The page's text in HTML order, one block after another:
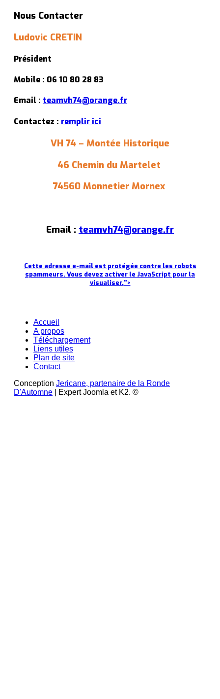
Nous Contacter
Ludovic CRETIN
Président
Mobile : 06 10 80 28 83
Email : teamvh74@orange.fr
Contactez : remplir ici
VH 74 – Montée Historique
46 Chemin du Martelet
74560 Monnetier Mornex
Email : teamvh74@orange.fr
Cette adresse e-mail est protégée contre les robots
spammeurs. Vous devez activer le JavaScript pour la
visualiser.">
Accueil
A propos
Téléchargement
Liens utiles
Plan de site
Contact
Conception Jericane, partenaire de la Ronde
D'Automne | Expert Joomla et K2. ©